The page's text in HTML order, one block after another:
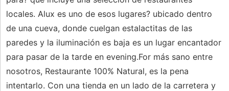
locales. Alux es uno de esos lugares? ubicado dentro
de una cueva, donde cuelgan estalactitas de las
paredes y la iluminación es baja es un lugar encantador
para pasar de la tarde en evening.For más sano entre
nosotros, Restaurante 100% Natural, es la pena
intentarlo. Con una tienda en un lado de la carretera y